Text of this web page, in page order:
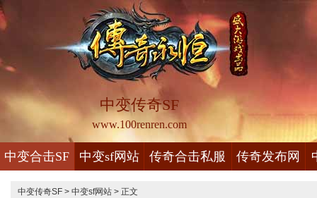
中变传奇SF
www.100renren.com
中变合击SF 中变sf网站 传奇合击私服 传奇发布网
中变传奇SF > 中变sf网站 > 正文